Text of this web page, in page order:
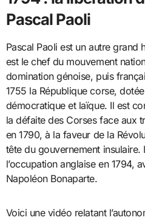
Pascal Paoli
Pascal Paoli est un autre grand
est le chef du mouvement
domination génoise, puis
1755 la République corse,
démocratique et laïque. Il est
la défaite des Corses face aux
en 1790, à la faveur de la
tête du gouvernement insulaire.
l’occupation anglaise en 1794,
Napoléon Bonaparte.
Voici une vidéo relatant